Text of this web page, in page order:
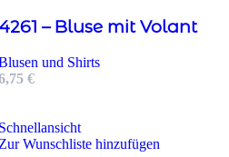
– Bluse mit Volant
und Shirts
€
Wunschliste hinzufügen